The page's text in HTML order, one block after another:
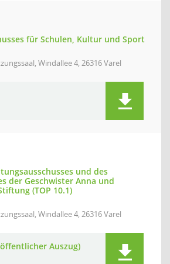
für Schulen, Kultur und Sport
Windallee 4, 26316 Varel
und des
der Geschwister Anna und
(TOP 10.1)
Windallee 4, 26316 Varel
Auszug)